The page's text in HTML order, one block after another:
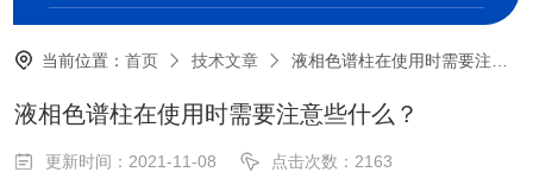
当前位置：首页 技术文章 液相色谱柱在使用时需要注意些什么？
液相色谱柱在使用时需要注意些什么？
更新时间：2021-11-08 点击次数：2163